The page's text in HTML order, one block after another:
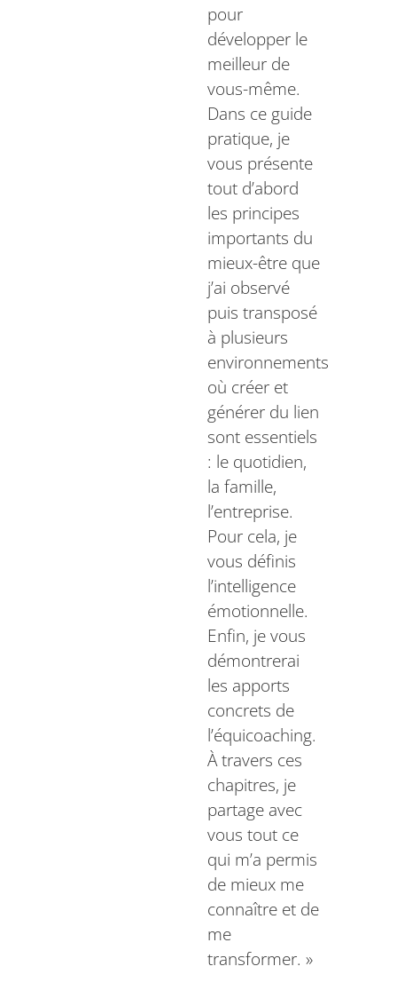
pour
développer le
meilleur de
vous-même.
Dans ce guide
pratique, je
vous présente
tout d’abord
les principes
importants du
mieux-être que
j’ai observé
puis transposé
à plusieurs
environnements
où créer et
générer du lien
sont essentiels
: le quotidien,
la famille,
l’entreprise.
Pour cela, je
vous définis
l’intelligence
émotionnelle.
Enfin, je vous
démontrerai
les apports
concrets de
l’équicoaching.
À travers ces
chapitres, je
partage avec
vous tout ce
qui m’a permis
de mieux me
connaître et de
me
transformer. »